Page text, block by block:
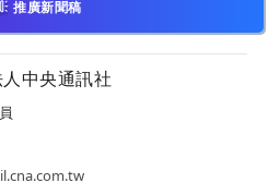
推廣新聞稿
中央通訊社